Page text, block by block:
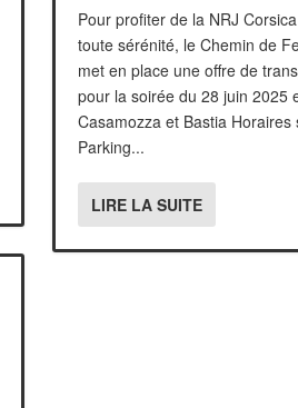
Pour profiter de la NRJ
toute sérénité, le Chemin de
met en place une offre de
pour la soirée du 28 juin 2025
Casamozza et Bastia Horaires
Parking...
LIRE LA SUITE